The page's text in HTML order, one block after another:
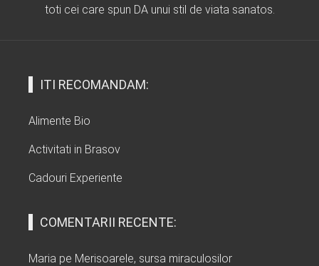
toti cei care spun DA unui stil de viata sanatos.
ITI RECOMANDAM:
Alimente Bio
Activitati in Brasov
Cadouri Experiente
COMENTARII RECENTE:
Maria pe Merisoarele, sursa miraculosilor